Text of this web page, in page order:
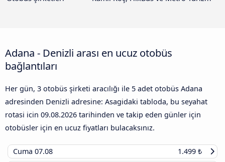
Adana - Denizli arası en ucuz otobüs
bağlantıları
Her gün, 3 otobüs şirketi aracılığı ile 5 adet otobüs Adana
adresinden Denizli adresine: Asagidaki tabloda, bu seyahat
rotasi icin 09.08.2026 tarihinden ve takip eden günler için
otobüsler için en ucuz fiyatları bulacaksınız.
Cuma 07.08
1.499 ₺